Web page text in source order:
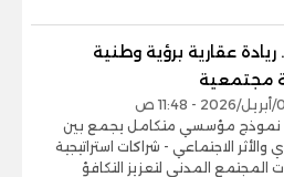
عقارية برؤية وطنية
مجتمعية
نموذج مؤسسي متكامل يجمع بين
والأثر الاجتماعي - شراكات استراتيجية
المدني لتعزيز التكافؤ